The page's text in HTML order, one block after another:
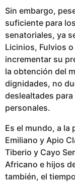
Sin embargo,
suficiente para
senatoriales, ya
Licinios, Fulvios
incrementar su
la obtención del
dignidades, no
deslealtades
personales.
Es el mundo, a la
Emiliano y Apio
Tiberio y Cayo
Africano e hijos
también, el